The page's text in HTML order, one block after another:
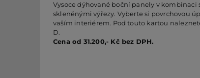
Vysoce dýhované boční panely v
skleněnými výřezy. Vyberte si povrchovou
vaším interiérem. Pod touto kartou
D.
Cena od 31.200,- Kč bez DPH.